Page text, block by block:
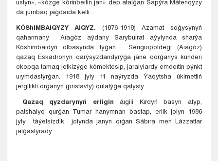
ustyn», «kózge kórinbeıtin jan» dep atalǵan Sapýra Mátenqyzy
da jumbaq jaǵdaıda ketti...
KÓShIMBAIQYZY AIQYZ. (1876-1918) Azamat soǵysynyń
qaharmany. Aıagóz aýdany Sarybuırat aýylynda sharýa
Kóshimbaıdyń otbasynda týǵan. Serıgıopoldegi (Aıagóz)
qazaq Eskadronyn qarýsyzdandyrýǵa jáne qorǵanys kúnderi
okopqa tamaq jetkizýge kómektesip, jaralylardy emdeıtin pýnkt
uıymdastyrǵan. 1918 jyly 11 naýryzda Ýaqytsha úkimettiń
jergilikti organyn (prıstavty) qulatýǵa qatysty
Qazaq qyzdarynyń erligin áıgili Kırdyń basyn alyp,
patshalyq qurǵan Tumar hanymnan bastap, erlik jolyn 1986
jyly táýelsizdik jolynda janyn qıǵan Sábıra men Lázzattar
jalǵastyrady.